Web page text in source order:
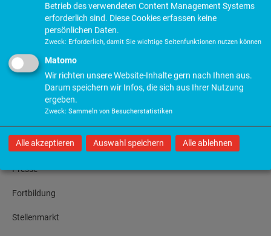
Info + Service
Presse
Fortbildung
Stellenmarkt
Betrieb des verwendeten Content Management Systems
erforderlich sind. Diese Cookies erfassen keine
persönlichen Daten.
Zweck: Erforderlich, damit Sie wichtige Seitenfunktionen nutzen können
Matomo
Wir richten unsere Website-Inhalte gern nach Ihnen aus.
Darum speichern wir Infos, die sich aus Ihrer Nutzung
ergeben.
Zweck: Sammeln von Besucherstatistiken
Alle akzeptieren Auswahl speichern Alle ablehnen